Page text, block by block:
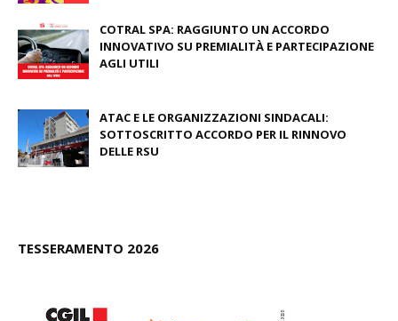
COTRAL SPA: RAGGIUNTO UN ACCORDO
INNOVATIVO SU PREMIALITÀ E PARTECIPAZIONE
AGLI UTILI
ATAC E LE ORGANIZZAZIONI SINDACALI:
SOTTOSCRITTO ACCORDO PER IL RINNOVO
DELLE RSU
TESSERAMENTO 2026